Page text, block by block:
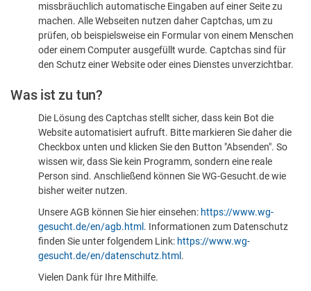
dass
sind
missbräuchlich automatische Eingaben auf einer Seite zu
machen. Alle Webseiten nutzen daher Captchas, um zu
prüfen, ob beispielsweise ein Formular von einem Menschen
oder einem Computer ausgefüllt wurde. Captchas sind für
den Schutz einer Website oder eines Dienstes unverzichtbar.
Was ist zu tun?
Die Lösung des Captchas stellt sicher, dass kein Bot die
Website automatisiert aufruft. Bitte markieren Sie daher die
Checkbox unten und klicken Sie den Button "Absenden". So
wissen wir, dass Sie kein Programm, sondern eine reale
Person sind. Anschließend können Sie WG-Gesucht.de wie
bisher weiter nutzen.
Unsere AGB können Sie hier einsehen: https://www.wg-
gesucht.de/en/agb.html . Informationen zum Datenschutz
finden Sie unter folgendem Link: https://www.wg-
gesucht.de/en/datenschutz.html .
Vielen Dank für Ihre Mithilfe.